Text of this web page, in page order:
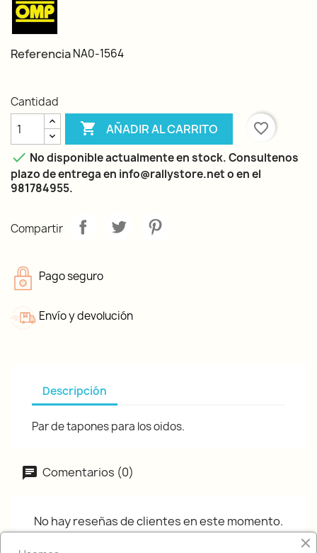
ReferenciaNA0-1564
Cantidad
 AÑADIR AL CARRITO
favorite_border
 No disponible actualmente en stock. Consultenos
plazo de entrega en info@rallystore.net o en el
981784955.
Compartir
Pago seguro
Envío y devolución
Descripción
Par de tapones para los oidos.
Comentarios (0)
No hay reseñas de clientes en este momento.